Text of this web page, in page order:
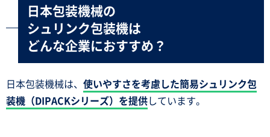
日本包装機械の
シュリンク包装機は
どんな企業におすすめ？
日本包装機械は、 使いやすさを考慮した簡易シュリンク包
装機（DIPACKシリーズ）を提供しています。